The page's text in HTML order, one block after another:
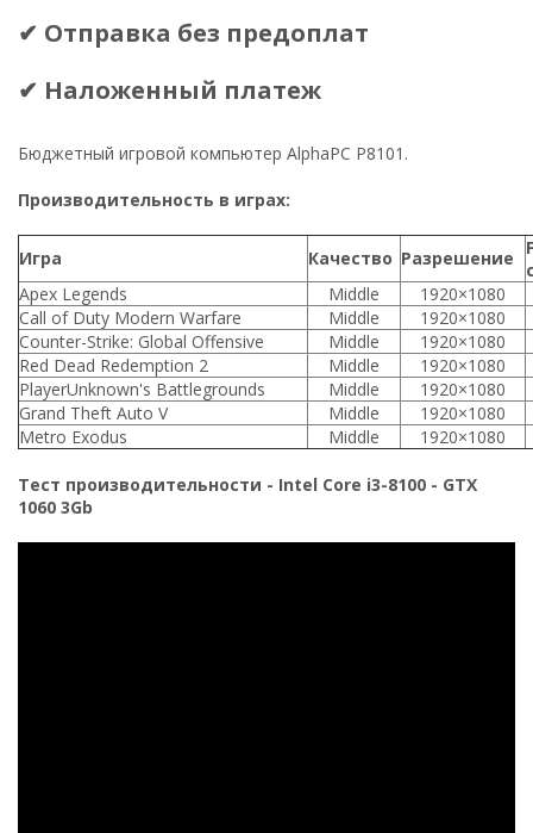
✔ Отправка без предоплат
✔ Наложенный платеж
Бюджетный игровой компьютер AlphaPC P8101.
Производительность в играх:
Игра Качество Разрешение
Apex Legends
Middle
1920×1080
Call of Duty Modern Warfare
Middle
1920×1080
Counter-Strike: Global Offensive
Middle
1920×1080
Red Dead Redemption 2
Middle
1920×1080
PlayerUnknown's Battlegrounds
Middle
1920×1080
Grand Theft Auto V
Middle
1920×1080
Metro Exodus
Middle 1920×1080
Тест производительности - Intel Core i3-8100 - GTX
1060 3Gb